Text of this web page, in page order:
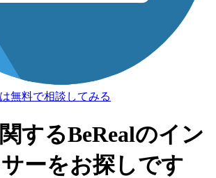
無料で相談してみる
するBeRealのイン
ーをお探しです